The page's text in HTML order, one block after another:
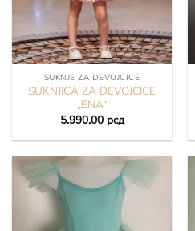
SUKNJE ZA DEVOJCICE
SUKNJICA ZA DEVOJCICE
„ENA“
5.990,00 рсд